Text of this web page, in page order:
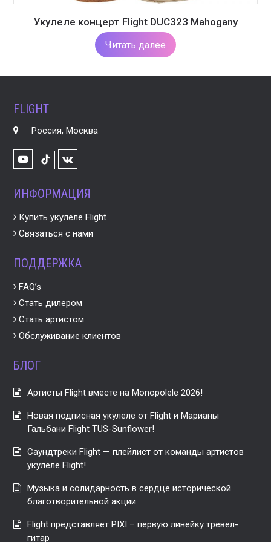
Укулеле концерт Flight DUC323 Mahogany
Читать далее
FLIGHT
Россия, Москва
YoutubeTikTok
VK
ИНФОРМАЦИЯ
Купить укулеле Flight
Связаться с нами
ПОДДЕРЖКА
FAQ’s
Стать дилером
Стать артистом
Обслуживание клиентов
БЛОГ
Артисты Flight вместе на Monopolele 2026!
Новая подписная укулеле от Flight и Марианы
Гальбани Flight TUS-Sunflower!
Саундтреки Flight — плейлист от команды артистов
укулеле Flight!
Музыка и солидарность в сердце исторической
благотворительной акции
Flight представляет PIXI – первую линейку тревел-
гитар